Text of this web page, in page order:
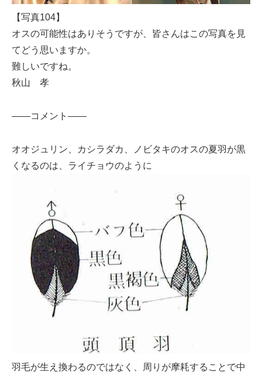
【写真104】
オスの可能性はありそうですが、皆さんはこの写真を見
てどう思いますか。
難しいですね。
秋山 孝
——コメント——
オオジュリン、カシラダカ、ノビタキのオスの夏羽が黒
くなるのは、ライチョウのように
羽毛が生え換わるのではなく、周りが摩耗することで中